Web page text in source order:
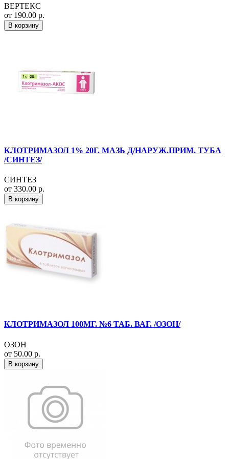
ВЕРТЕКС
от 190.00 р.
В корзину
КЛОТРИМАЗОЛ 1% 20Г. МАЗЬ Д/НАРУЖ.ПРИМ. ТУБА
/СИНТЕЗ/
СИНТЕЗ
от 330.00 р.
В корзину
КЛОТРИМАЗОЛ 100МГ. №6 ТАБ. ВАГ. /ОЗОН/
ОЗОН
от 50.00 р.
В корзину